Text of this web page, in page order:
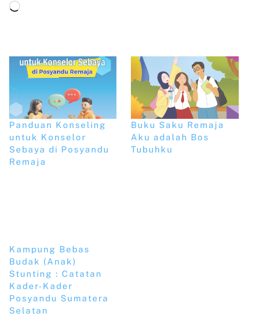
Panduan Konseling
untuk Konselor
Sebaya di Posyandu
Remaja
Buku Saku Remaja
Aku adalah Bos
Tubuhku
Kampung Bebas
Budak (Anak)
Stunting : Catatan
Kader-Kader
Posyandu Sumatera
Selatan